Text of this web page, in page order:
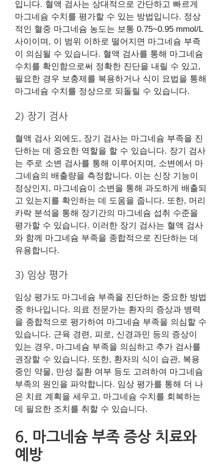
입니다. 혈액 검사는 상대적으로 간단하고 빠르게
마그네슘 수치를 평가할 수 있는 방법입니다. 정상
적인 혈중 마그네슘 농도는 보통 0.75~0.95 mmol/L
사이이며, 이 범위 이하로 떨어지면 마그네슘 부족
이 의심될 수 있습니다. 혈액 검사를 통해 마그네슘
수치를 확인함으로써 정확한 진단을 내릴 수 있고,
필요한 경우 보충제를 복용하거나 식이 요법을 통해
마그네슘 수치를 정상으로 되돌릴 수 있습니다.
2) 장기 검사
혈액 검사 외에도, 장기 검사는 마그네슘 부족을 진
단하는 데 중요한 역할을 할 수 있습니다. 장기 검사
는 주로 소변 검사를 통해 이루어지며, 소변에서 마
그네슘의 배출량을 측정합니다. 이는 신장 기능이
정상인지, 마그네슘이 소변을 통해 과도하게 배출되
고 있는지를 확인하는 데 도움을 줍니다. 또한, 머리
카락 분석을 통해 장기간의 마그네슘 섭취 수준을
평가할 수 있습니다. 이러한 장기 검사는 혈액 검사
와 함께 마그네슘 부족을 종합적으로 진단하는 데
유용합니다.
3) 임상 평가
임상 평가도 마그네슘 부족을 진단하는 중요한 방법
중 하나입니다. 의료 전문가는 환자의 증상과 병력
을 종합적으로 평가하여 마그네슘 부족을 의심할 수
있습니다. 근육 경련, 피로, 신경과민 등의 증상이
있는 경우, 마그네슘 부족을 의심하고 추가 검사를
권장할 수 있습니다. 또한, 환자의 식이 습관, 복용
중인 약물, 만성 질환 여부 등도 고려하여 마그네슘
부족의 원인을 파악합니다. 임상 평가를 통해 더 나
은 치료 계획을 세우고, 마그네슘 수치를 회복하는
데 필요한 조치를 취할 수 있습니다.
6. 마그네슘 부족 증상 치료와
예방